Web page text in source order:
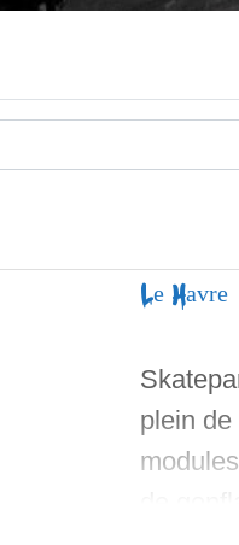
Le Havre
plein de
de